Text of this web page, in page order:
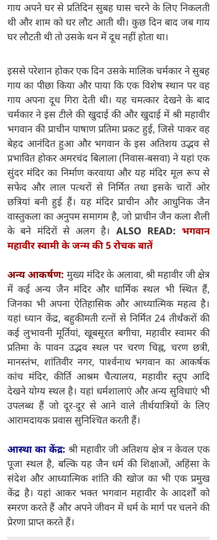
गाय अपने घर से प्रतिदिन सुबह घास चरने के लिए निकलती
थी और शाम को घर लौट आती थी। कुछ दिन बाद जब गाय
घर लौटती थी तो उसके थन में दूध नहीं होता था।
इससे परेशान होकर एक दिन उसके मालिक चर्मकार ने सुबह
गाय का पीछा किया और पाया कि एक विशेष स्थान पर वह
गाय अपना दूध गिरा देती थी। यह चमत्कार देखने के बाद
चर्मकार ने इस टीले की खुदाई की और खुदाई में श्री महावीर
भगवान की प्राचीन पाषाण प्रतिमा प्रकट हुई, जिसे पाकर वह
बेहद आनंदित हुआ और भगवान के इस अतिशय उद्भव से
प्रभावित होकर अमरचंद बिलाला (निवास-बसवा) ने यहां एक
सुंदर मंदिर का निर्माण करवाया और यह मंदिर मूल रूप से
सफेद और लाल पत्थरों से निर्मित तथा इसके चारों ओर
छत्रियां बनी हुई हैं। यह मंदिर प्राचीन और आधुनिक जैन
वास्तुकला का अनुपम समागम है, जो प्राचीन जैन कला शैली
के बने मंदिरों से अलग है। ALSO READ: भगवान
महावीर स्वामी के जन्म की 5 रोचक बातें
अन्य आकर्षण: मुख्य मंदिर के अलावा, श्री महावीर जी क्षेत्र
में कई अन्य जैन मंदिर और धार्मिक स्थल भी स्थित हैं,
जिनका भी अपना ऐतिहासिक और आध्यात्मिक महत्व है।
यहां ध्यान केंद्र, बहुकीमती रत्नों से निर्मित 24 तीर्थंकरों की
कई लुभावनी मूर्तियां, खूबसूरत बगीचा, महावीर स्वामर की
प्रतिमा के पावन उद्भव स्थल पर चरण चिह्न, चरण छत्री,
मानस्तंभ, शांतिवीर नगर, पार्श्वनाथ भगवान का आकर्षक
कांच मं‍दिर, कीर्ति आश्रम चैत्यालय, महावीर स्तूप आदि
देखने योग्य स्थल है। यहां धर्मशालाएं और अन्य सुविधाएं भी
उपलब्ध हैं जो दूर-दूर से आने वाले तीर्थयात्रियों के लिए
आरामदायक प्रवास सुनिश्चित करती हैं।
आस्था का केंद्र: श्री महावीर जी अतिशय क्षेत्र न केवल एक
पूजा स्थल है, बल्कि यह जैन धर्म की शिक्षाओं, अहिंसा के
संदेश और आध्यात्मिक शांति की खोज का भी एक प्रमुख
केंद्र है। यहां आकर भक्त भगवान महावीर के आदर्शों को
स्मरण करते हैं और अपने जीवन में धर्म के मार्ग पर चलने की
प्रेरणा प्राप्त करते हैं।